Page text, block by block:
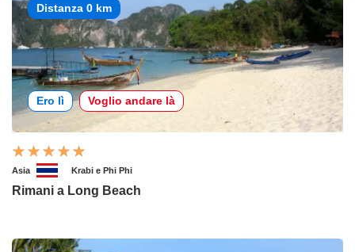
Distanza 0 km
Ero lì Voglio andare là
Asia Krabi e Phi Phi
Rimani a Long Beach